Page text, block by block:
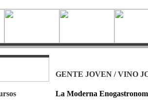
GENTE JOVEN / VINO
La Moderna